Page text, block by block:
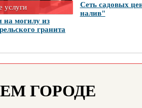
услуги
могилу из
гранита
Сеть садовых
налив"
ГОРОДЕ